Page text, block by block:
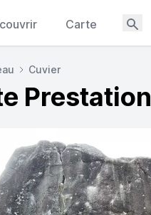
Carte
Cuvier
Prestation